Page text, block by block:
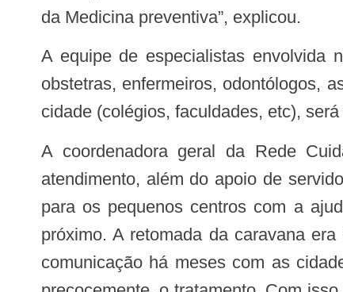
da Medicina preventiva”, explicou.
A equipe de especialistas envolvida nas várias linhas de cuidado é formada por cardiologistas pediátricos, neonatologistas,
obstetras, enfermeiros, odontólogos,
cidade (colégios, faculdades, etc),
A coordenadora geral da Rede Cuidar, Juliana Soares, evidenciou que mais de 90 profissionais estarão envolvidos no
atendimento, além do apoio de
para os pequenos centros com a
próximo. A retomada da caravana
comunicação há meses com as